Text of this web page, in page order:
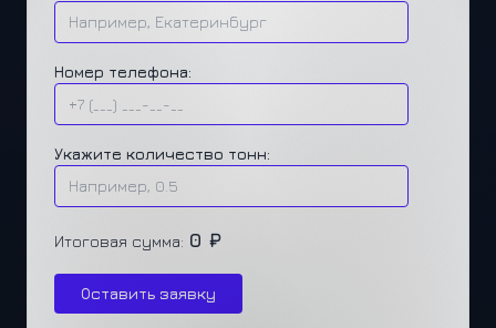
Номер телефона:
Укажите количество тонн:
Итоговая сумма: 0 ₽
Оставить заявку